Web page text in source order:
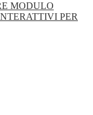
MODULO
PER